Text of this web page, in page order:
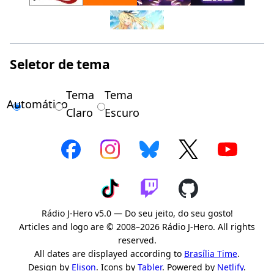
Seletor de tema
Automático
Tema
Claro
Tema
Escuro
Rádio J-Hero v5.0 — Do seu jeito, do seu gosto!
Articles and logo are © 2008–2026 Rádio J-Hero. All rights
reserved.
All dates are displayed according to Brasília Time.
Design by Elison. Icons by Tabler. Powered by Netlify.